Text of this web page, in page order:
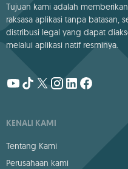
Tujuan kami adalah
raksasa aplikasi tanpa batasan,
distribusi legal yang dapat
melalui aplikasi natif resminya.
KENALI KAMI
Tentang Kami
Perusahaan kami